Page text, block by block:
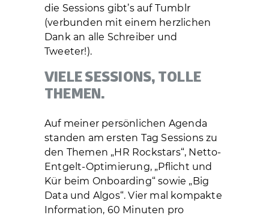
die Sessions gibt’s auf Tumblr
(verbunden mit einem herzlichen
Dank an alle Schreiber und
Tweeter!).
VIELE SESSIONS, TOLLE
THEMEN.
Auf meiner persönlichen Agenda
standen am ersten Tag Sessions zu
den Themen „HR Rockstars“, Netto-
Entgelt-Optimierung, „Pflicht und
Kür beim Onboarding“ sowie „Big
Data und Algos“. Vier mal kompakte
Information, 60 Minuten pro